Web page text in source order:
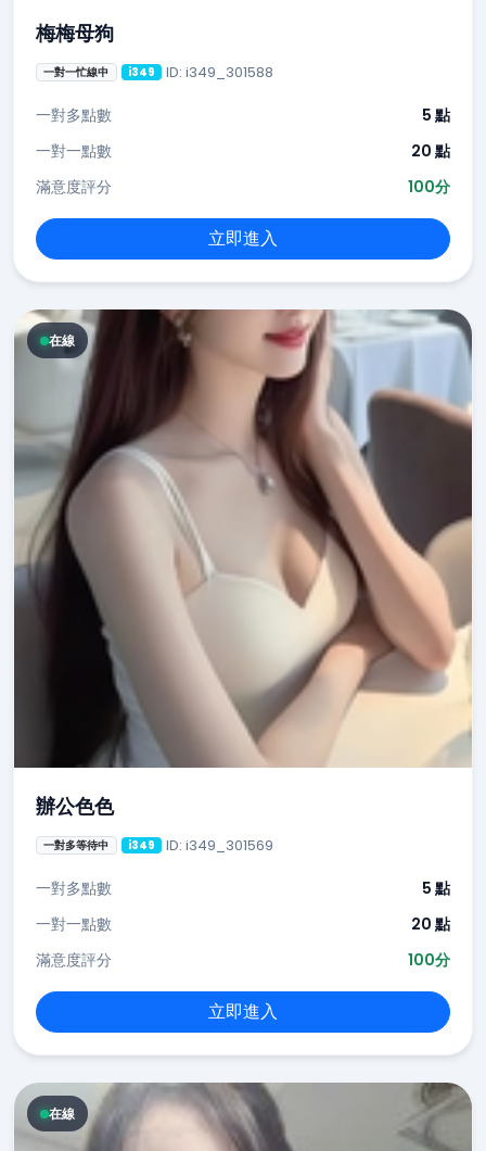
梅梅母狗
一對一忙線中 i349 ID: i349_301588
一對多點數
5 點
一對一點數
20 點
滿意度評分
100分
立即進入
在線
辦公色色
一對多等待中 i349 ID: i349_301569
一對多點數
5 點
一對一點數
20 點
滿意度評分
100分
立即進入
在線